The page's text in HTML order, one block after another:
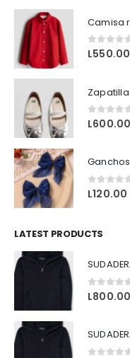
múltiples variantes. Las opciones se pueden elegir en la página de producto
Camisa
0out
L550.00
0out
L600.00
0out
L120.00
LATEST PRODUCTS
0out
L800.00